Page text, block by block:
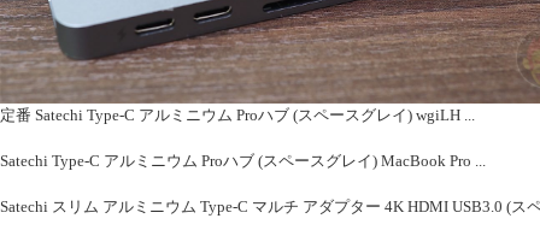
定番 Satechi Type-C アルミニウム Proハブ (スペースグレイ) wgiLH ...
Satechi Type-C アルミニウム Proハブ (スペースグレイ) MacBook Pro ...
Satechi スリム アルミニウム Type-C マルチ アダプター 4K HDMI USB3.0 (ス